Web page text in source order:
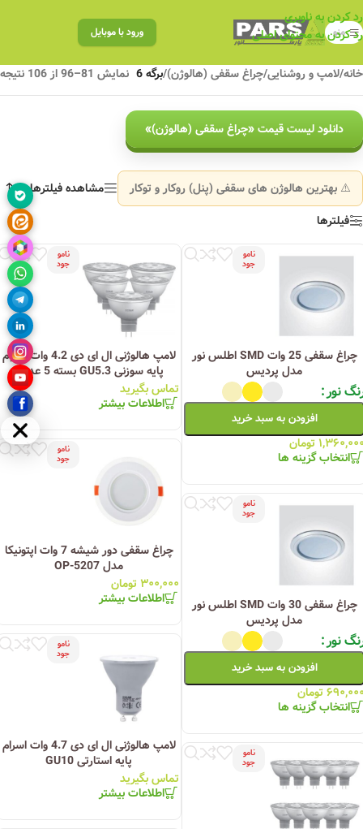
رد کردن به ناوبری
رد کردن به محتوای اصلی
منو ورود با موبایل
خانه/لامپ و روشنایی/چراغ سقفی (هالوژن)/برگه 6 نمایش 81–96 از 106 نتیجه
دانلود لیست قیمت «چراغ سقفی (هالوژن)»
⚠️ بهترین هالوژن های سقفی (پنل) روکار و توکار
مشاهده فیلترها
فیلترها
نامو
جود
چراغ سقفی 25 وات SMD اطلس نور
مدل پردیس
نور
افزودن به سبد خرید
تومان
انتخاب گزینه ها
نامو
جود
لامپ هالوژنی ال ای دی 4.2 وات اسرام
پایه سوزنی GU5.3 بسته 5 عددی
تماس بگیرید
اطلاعات بیشتر
نامو
جود
چراغ سقفی دور شیشه 7 وات اپتونیکا
مدل OP-5207
۳۰۰,۰۰۰ تومان
اطلاعات بیشتر
نامو
جود
چراغ سقفی 30 وات SMD اطلس نور
مدل پردیس
نور
افزودن به سبد خرید
تومان
انتخاب گزینه ها
نامو
جود
لامپ هالوژنی ال ای دی 4.7 وات اسرام
پایه استارتی GU10
تماس بگیرید
اطلاعات بیشتر
نامو
جود